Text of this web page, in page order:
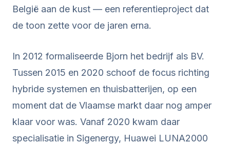
België aan de kust — een referentieproject dat
de toon zette voor de jaren erna.
In 2012 formaliseerde Bjorn het bedrijf als BV.
Tussen 2015 en 2020 schoof de focus richting
hybride systemen en thuisbatterijen, op een
moment dat de Vlaamse markt daar nog amper
klaar voor was. Vanaf 2020 kwam daar
specialisatie in Sigenergy, Huawei LUNA2000